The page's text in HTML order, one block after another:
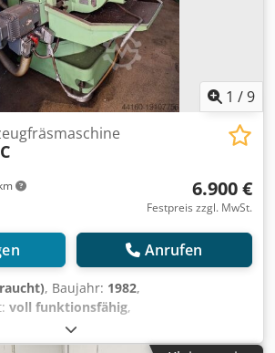
1 /9
6.900 €
Festpreis zzgl. MwSt.
Anrufen
, Baujahr: 1982,
voll funktionsfähig,
mit 3D-Steuerung, manuellen
in drei Achsen einstellbaren